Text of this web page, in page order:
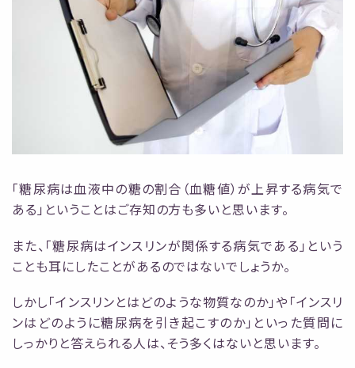
「糖尿病は血液中の糖の割合（血糖値）が上昇する病気で
ある」ということはご存知の方も多いと思います。
また、「糖尿病はインスリンが関係する病気である」という
ことも耳にしたことがあるのではないでしょうか。
しかし「インスリンとはどのような物質なのか」や「インスリ
ンはどのように糖尿病を引き起こすのか」といった質問に
しっかりと答えられる人は、そう多くはないと思います。